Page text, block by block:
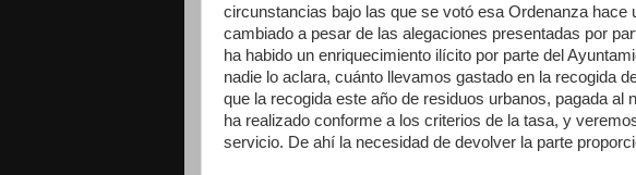
circunstancias bajo las que se votó esa Ordenanza hace
cambiado a pesar de las alegaciones presentadas por
ha habido un enriquecimiento ilícito por parte del
nadie lo aclara, cuánto llevamos gastado en la recogida
que la recogida este año de residuos urbanos, pagada al
ha realizado conforme a los criterios de la tasa, y
servicio. De ahí la necesidad de devolver la parte